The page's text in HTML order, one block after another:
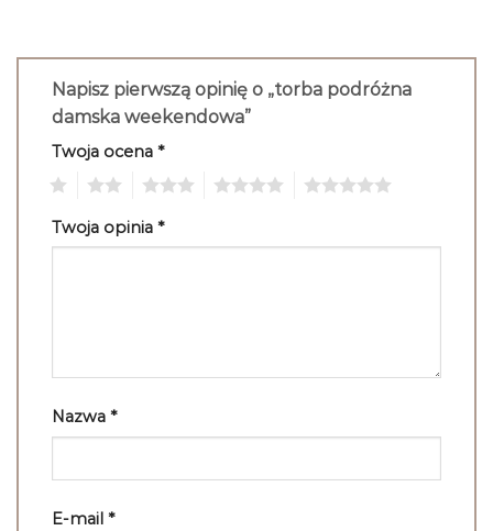
Napisz pierwszą opinię o „torba podróżna
damska weekendowa”
Twoja ocena *
Twoja opinia *
Nazwa *
E-mail *